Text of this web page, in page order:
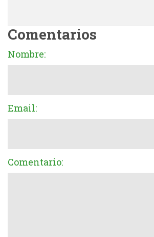
Comentarios
Nombre:
Email:
Comentario: